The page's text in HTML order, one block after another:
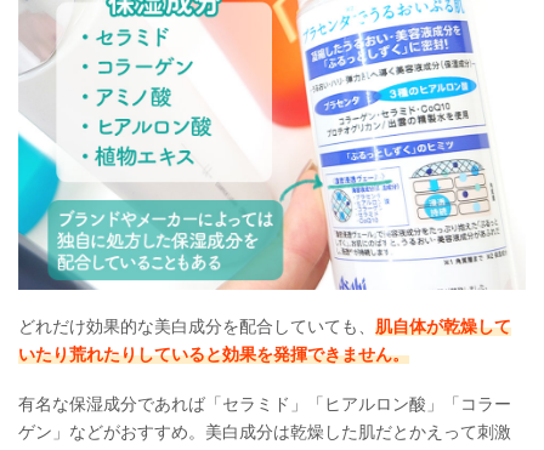
どれだけ効果的な美白成分を配合していても、 肌自体が乾燥して
いたり荒れたりしていると効果を発揮できません。
有名な保湿成分であれば「セラミド」「ヒアルロン酸」「コラー
ゲン」などがおすすめ。美白成分は乾燥した肌だとかえって刺激